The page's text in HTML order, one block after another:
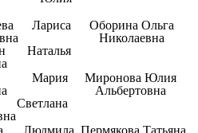
Лариса
Наталья
Оборина Ольга
Николаевна
Мария
Миронова Юлия
Альбертовна
Людмила Пермякова Татьяна